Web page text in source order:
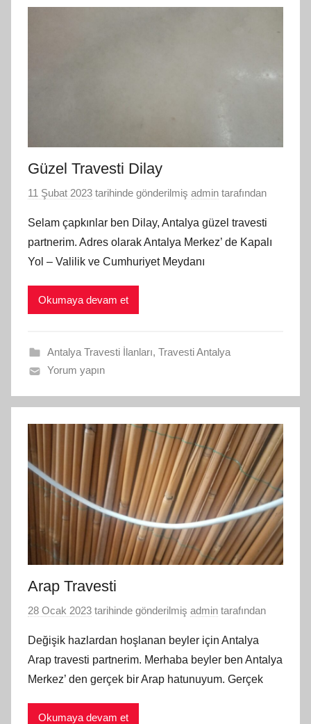
Güzel Travesti Dilay
11 Şubat 2023 tarihinde gönderilmiş admin tarafından
Selam çapkınlar ben Dilay, Antalya güzel travesti
partnerim. Adres olarak Antalya Merkez’ de Kapalı
Yol – Valilik ve Cumhuriyet Meydanı
Okumaya devam et
Antalya Travesti İlanları, Travesti Antalya
Yorum yapın
Arap Travesti
28 Ocak 2023 tarihinde gönderilmiş admin tarafından
Değişik hazlardan hoşlanan beyler için Antalya
Arap travesti partnerim. Merhaba beyler ben Antalya
Merkez’ den gerçek bir Arap hatunuyum. Gerçek
Okumaya devam et